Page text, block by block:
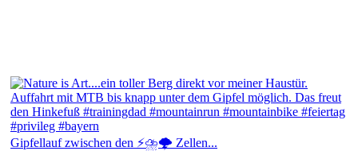
Gipfellauf zwischen den ⚡⛈️🌩️ Zellen...